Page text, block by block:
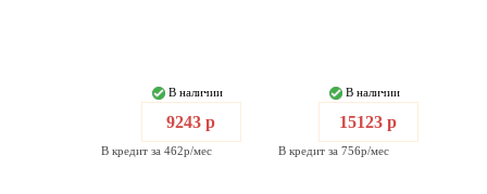
В наличии
9243 р
В кредит за 462р/мес
В наличии
15123 р
В кредит за 756р/мес